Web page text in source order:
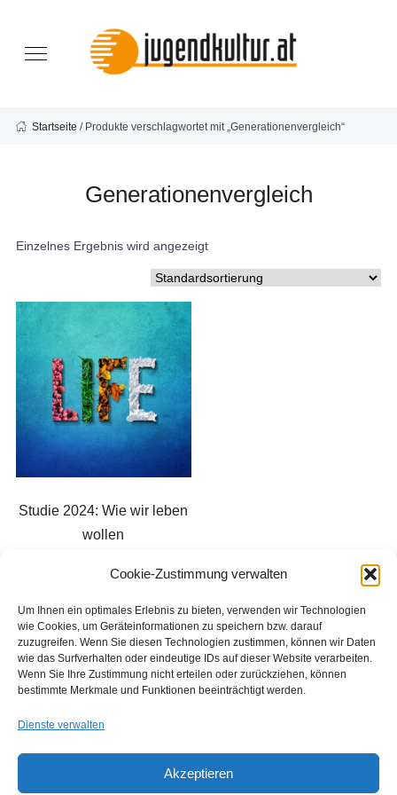
Cookie-Zustimmung verwalten
Um Ihnen ein optimales Erlebnis zu bieten, verwenden wir Technologien
wie Cookies, um Geräteinformationen zu speichern bzw. darauf
zuzugreifen. Wenn Sie diesen Technologien zustimmen, können wir Daten
wie das Surfverhalten oder eindeutige IDs auf dieser Website verarbeiten.
Wenn Sie Ihre Zustimmung nicht erteilen oder zurückziehen, können
bestimmte Merkmale und Funktionen beeinträchtigt werden.
Dienste verwalten
Akzeptieren
Startseite / Produkte verschlagwortet mit „Generationenvergleich“
Generationenvergleich
Einzelnes Ergebnis wird angezeigt
Studie 2024: Wie wir leben
wollen
1.390,00
In den Warenkorb
Copyright © 2026 Institut für Jugendkulturforschung